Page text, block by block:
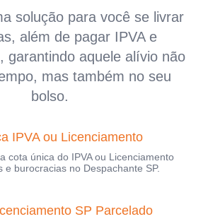
solução para você se livrar
além de pagar IPVA e
garantindo aquele alívio não
mas também no seu
bolso.
IPVA ou Licenciamento
cota única do IPVA ou Licenciamento
e burocracias no Despachante SP.
SP Parcelado